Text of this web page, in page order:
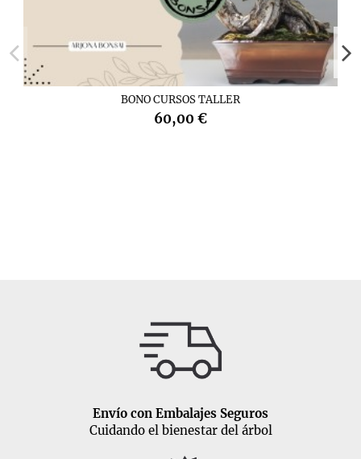
BONO CURSOS TALLER
60,00 €
Envío con Embalajes Seguros
Cuidando el bienestar del árbol